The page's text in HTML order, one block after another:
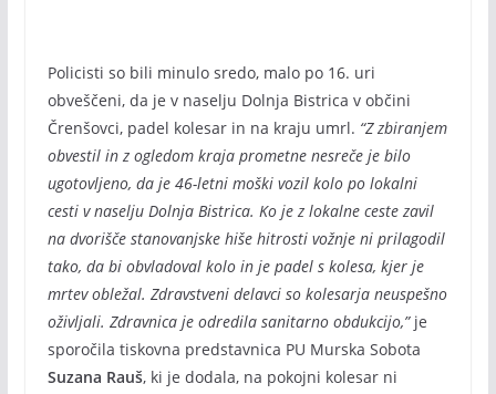
Policisti so bili minulo sredo, malo po 16. uri
obveščeni, da je v naselju Dolnja Bistrica v občini
Črenšovci, padel kolesar in na kraju umrl. “Z zbiranjem
obvestil in z ogledom kraja prometne nesreče je bilo
ugotovljeno, da je 46-letni moški vozil kolo po lokalni
cesti v naselju Dolnja Bistrica. Ko je z lokalne ceste zavil
na dvorišče stanovanjske hiše hitrosti vožnje ni prilagodil
tako, da bi obvladoval kolo in je padel s kolesa, kjer je
mrtev obležal. Zdravstveni delavci so kolesarja neuspešno
oživljali. Zdravnica je odredila sanitarno obdukcijo,”je
sporočila tiskovna predstavnica PU Murska Sobota
Suzana Rauš, ki je dodala, na pokojni kolesar ni